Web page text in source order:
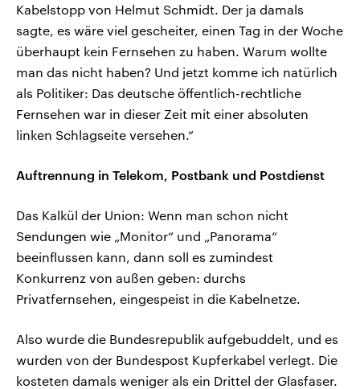
Kabelstopp von Helmut Schmidt. Der ja damals
sagte, es wäre viel gescheiter, einen Tag in der Woche
überhaupt kein Fernsehen zu haben. Warum wollte
man das nicht haben? Und jetzt komme ich natürlich
als Politiker: Das deutsche öffentlich-rechtliche
Fernsehen war in dieser Zeit mit einer absoluten
linken Schlagseite versehen.“
Auftrennung in Telekom, Postbank und Postdienst
Das Kalkül der Union: Wenn man schon nicht
Sendungen wie „Monitor“ und „Panorama“
beeinflussen kann, dann soll es zumindest
Konkurrenz von außen geben: durchs
Privatfernsehen, eingespeist in die Kabelnetze.
Also wurde die Bundesrepublik aufgebuddelt, und es
wurden von der Bundespost Kupferkabel verlegt. Die
kosteten damals weniger als ein Drittel der Glasfaser.